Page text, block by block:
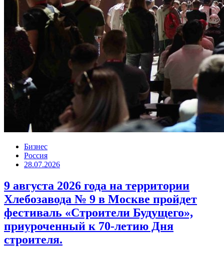
Бизнес
Россия
28.07.2026
9 августа 2026 года на территории
Хлебозавода № 9 в Москве пройдет
фестиваль «Строители Будущего»,
приуроченный к 70-летию Дня
строителя.